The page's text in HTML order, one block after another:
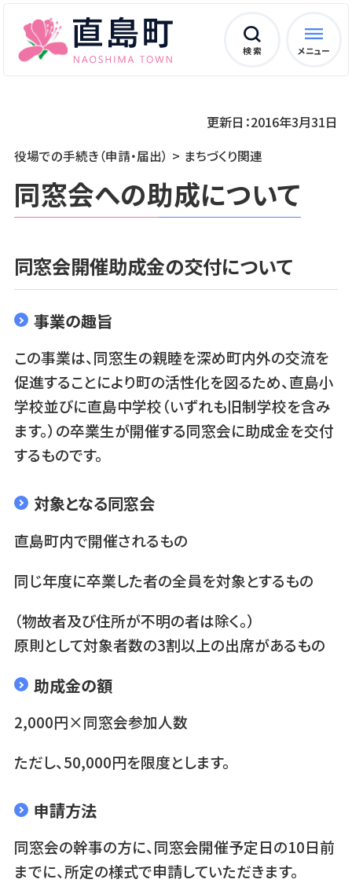
検 索 メニュー
役場での手続き（申請・届出） まちづくり関連
更新日：2016年3月31日
同窓会への助成について
同窓会開催助成金の交付について
事業の趣旨
この事業は、同窓生の親睦を深め町内外の交流を
促進することにより町の活性化を図るため、直島小
学校並びに直島中学校（いずれも旧制学校を含み
ます。）の卒業生が開催する同窓会に助成金を交付
するものです。
対象となる同窓会
直島町内で開催されるもの
同じ年度に卒業した者の全員を対象とするもの
（物故者及び住所が不明の者は除く。）
原則として対象者数の3割以上の出席があるもの
助成金の額
2,000円×同窓会参加人数
ただし、50,000円を限度とします。
申請方法
同窓会の幹事の方に、同窓会開催予定日の10日前
までに、所定の様式で申請していただきます。